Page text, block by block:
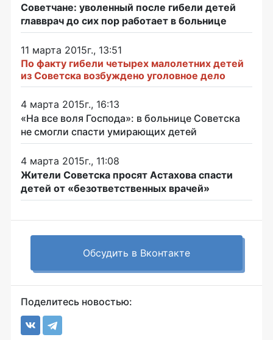
Советчане: уволенный после гибели детей
главврач до сих пор работает в больнице
11 марта 2015г., 13:51
По факту гибели четырех малолетних детей
из Советска возбуждено уголовное дело
4 марта 2015г., 16:13
«На все воля Господа»: в больнице Советска
не смогли спасти умирающих детей
4 марта 2015г., 11:08
Жители Советска просят Астахова спасти
детей от «безответственных врачей»
Обсудить в Вконтакте
Поделитесь новостью: